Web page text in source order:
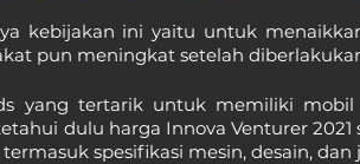
kebijakan ini yaitu untuk
pun meningkat setelah
yang tertarik untuk memiliki mobil
dulu harga Innova Venturer
spesifikasi mesin, desain,